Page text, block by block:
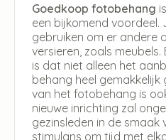
Goedkoop fotobehang
een bijkomend voordeel.
gebruiken om er andere
versieren, zoals
is dat niet alleen het
behang heel
van het fotobehang is
nieuwe inrichting zal
gezinsleden in de smaak
stimulans om tijd met